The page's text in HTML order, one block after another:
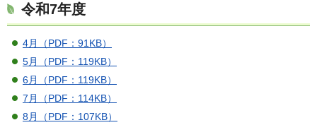
令和7年度
4月（PDF：91KB）
5月（PDF：119KB）
6月（PDF：119KB）
7月（PDF：114KB）
8月（PDF：107KB）